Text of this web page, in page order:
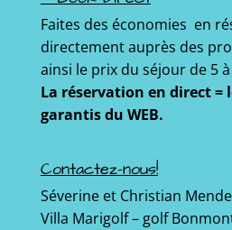
Faites des économies en
directement auprès des
ainsi le prix du séjour de 5 à
La réservation en direct =
garantis du WEB.
Contactez-nous!
Séverine et Christian
Villa Marigolf – golf